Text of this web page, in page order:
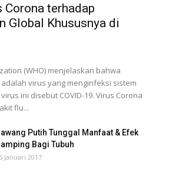
Corona terhadap
Global Khususnya di
(WHO) menjelaskan bahwa
virus yang menginfeksi sistem
ini disebut COVID-19. Virus Corona
flu...
Putih Tunggal Manfaat & Efek
Bagi Tubuh
Januari 2017